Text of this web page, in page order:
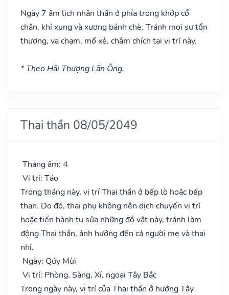
Ngày 7 âm lịch nhân thần ở phía trong khớp cổ
chân, khí xung và xương bánh chè. Tránh mọi sự tổn
thương, va chạm, mổ xẻ, châm chích tại vị trí này.
* Theo Hải Thượng Lãn Ông.
Thai thần 08/05/2049
Tháng âm: 4
Vị trí: Táo
Trong tháng này, vị trí Thai thần ở bếp lò hoặc bếp
than. Do đó, thai phụ không nên dịch chuyển vị trí
hoặc tiến hành tu sửa những đồ vật này, tránh làm
động Thai thần, ảnh hưởng đến cả người mẹ và thai
nhi.
Ngày: Qúy Mùi
Vị trí: Phòng, Sàng, Xí, ngoại Tây Bắc
Trong ngày này, vị trí của Thai thần ở hướng Tây